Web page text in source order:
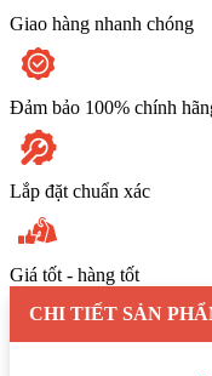
lượng
Giao hàng nhanh chóng
Đảm bảo 100% chính
Lắp đặt chuẩn xác
Giá tốt - hàng tốt
CHI TIẾT SẢN